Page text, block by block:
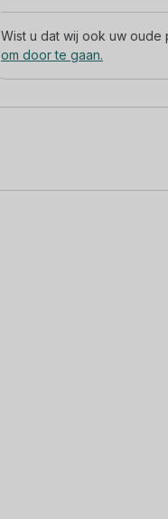
Wist u dat wij ook uw
om door te gaan.